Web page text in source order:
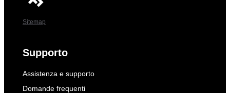
Sitemap
Supporto
Assistenza e supporto
Domande frequenti